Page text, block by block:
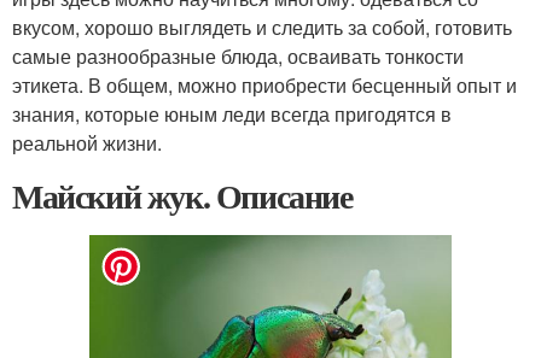
вкусом, хорошо выглядеть и следить за собой, готовить
самые разнообразные блюда, осваивать тонкости
этикета. В общем, можно приобрести бесценный опыт и
знания, которые юным леди всегда пригодятся в
реальной жизни.
Майский жук. Описание